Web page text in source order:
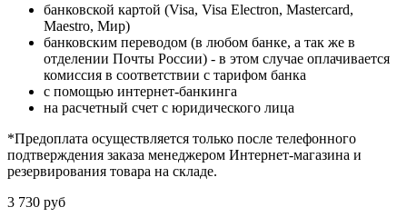
банковской картой (Visa, Visa Electron, Mastercard,
Maestro, Мир)
банковским переводом (в любом банке, а так же в
отделении Почты России) - в этом случае оплачивается
комиссия в соответствии с тарифом банка
с помощью интернет-банкинга
на расчетный счет с юридического лица
*Предоплата осуществляется только после телефонного
подтверждения заказа менеджером Интернет-магазина и
резервирования товара на складе.
3 730 руб